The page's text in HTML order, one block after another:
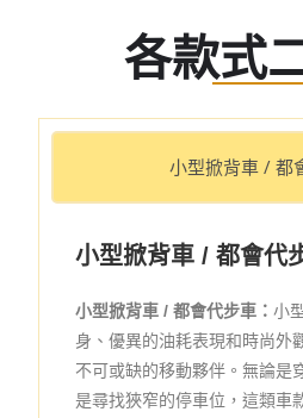
各款式
小型掀背車 / 都
小型掀背車 / 都會代
小型掀背車 / 都會代步車：小
身、優異的油耗表現和時尚外
不可或缺的移動夥伴。無論是
是尋找狹窄的停車位，這類車